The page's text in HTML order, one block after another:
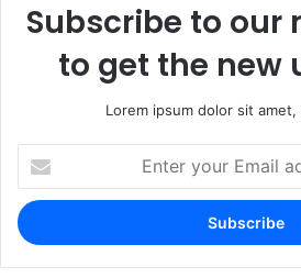
Subscribe to our
to get the new
Lorem ipsum dolor sit